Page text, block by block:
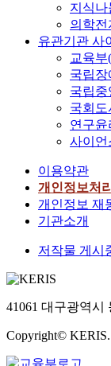
지식
의학
유관기관 사
교육부
국립
국립
국회
연구윤
사이언
이용약관
개인정보처
개인정보 재
기관소개
저작물 게시
41061 대구광역시
Copyright©